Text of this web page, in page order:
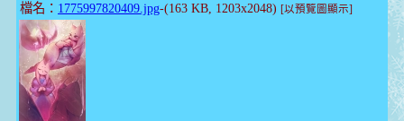
檔名： 1775997820409.jpg-(163 KB, 1203x2048) [以預覽圖顯示]